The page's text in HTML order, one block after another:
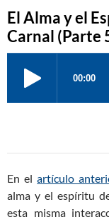
El Alma y el
Carnal (Parte
En elartículo
alma y el espíritu
esta misma